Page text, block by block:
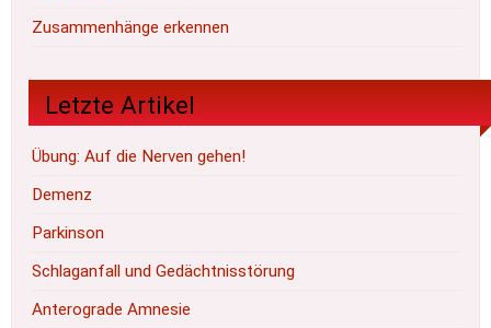
Zusammenhänge erkennen
Letzte Artikel
Übung: Auf die Nerven gehen!
Demenz
Parkinson
Schlaganfall und Gedächtnisstörung
Anterograde Amnesie